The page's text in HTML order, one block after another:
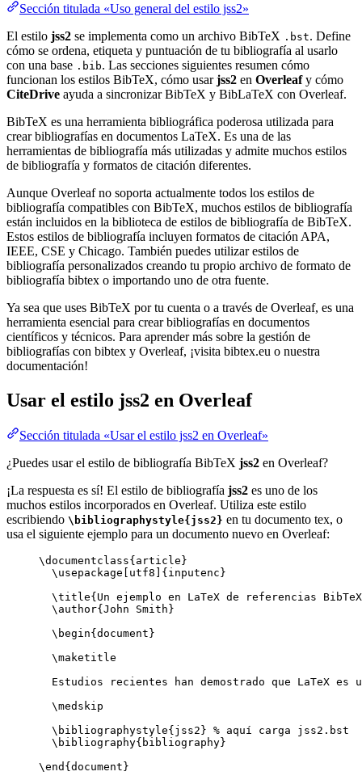
Sección titulada «Uso general del estilo jss2»
El estilo jss2 se implementa como un archivo BibTeX .bst. Define
cómo se ordena, etiqueta y puntuación de tu bibliografía al usarlo
con una base .bib. Las secciones siguientes resumen cómo
funcionan los estilos BibTeX, cómo usarjss2 en Overleafy cómo
CiteDrive ayuda a sincronizar BibTeX y BibLaTeX con Overleaf.
BibTeX es una herramienta bibliográfica poderosa utilizada para
crear bibliografías en documentos LaTeX. Es una de las
herramientas de bibliografía más utilizadas y admite muchos estilos
de bibliografía y formatos de citación diferentes.
Aunque Overleaf no soporta actualmente todos los estilos de
bibliografía compatibles con BibTeX, muchos estilos de bibliografía
están incluidos en la biblioteca de estilos de bibliografía de BibTeX.
Estos estilos de bibliografía incluyen formatos de citación APA,
IEEE, CSE y Chicago. También puedes utilizar estilos de
bibliografía personalizados creando tu propio archivo de formato de
bibliografía bibtex o importando uno de otra fuente.
Ya sea que uses BibTeX por tu cuenta o a través de Overleaf, es una
herramienta esencial para crear bibliografías en documentos
científicos y técnicos. Para aprender más sobre la gestión de
bibliografías con bibtex y Overleaf, ¡visita bibtex.eu o nuestra
documentación!
Usar el estilo jss2 en Overleaf
Sección titulada «Usar el estilo jss2 en Overleaf»
¿Puedes usar el estilo de bibliografía BibTeX jss2 en Overleaf?
¡La respuesta es sí! El estilo de bibliografía jss2 es uno de los
muchos estilos incorporados en Overleaf. Utiliza este estilo
escribiendo \bibliographystyle{jss2} en tu documento tex, o
usa el siguiente ejemplo para un documento nuevo en Overleaf:
\documentclass{ article }
\usepackage
utf8 ]{ inputenc }
\title{Un ejemplo en LaTeX de referencias
\author{John Smith}
\begin{ document }
\maketitle
Estudios recientes han demostrado que LaTeX
\medskip
\bibliographystyle{jss2} % aquí carga jss2.bst
\bibliography{bibliography}
\end { document }